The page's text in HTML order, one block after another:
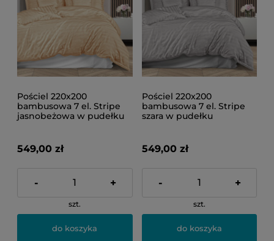
Pościel 220x200
bambusowa 7 el. Stripe
jasnobeżowa w pudełku
549,00 zł
- +
szt.
do koszyka
Pościel 220x200
bambusowa 7 el. Stripe
szara w pudełku
549,00 zł
- +
szt.
do koszyka